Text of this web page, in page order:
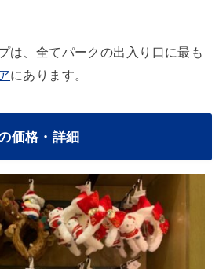
は、全てパークの出入り口に最も
にあります。
価格・詳細